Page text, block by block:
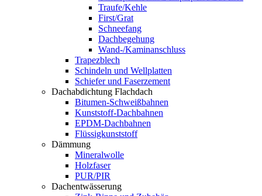
Traufe/Kehle
First/Grat
Schneefang
Dachbegehung
Wand-/Kaminanschluss
Trapezblech
Schindeln und Wellplatten
Schiefer und Faserzement
Dachabdichtung Flachdach
Bitumen-Schweißbahnen
Kunststoff-Dachbahnen
EPDM-Dachbahnen
Flüssigkunststoff
Dämmung
Mineralwolle
Holzfaser
PUR/PIR
Dachentwässerung